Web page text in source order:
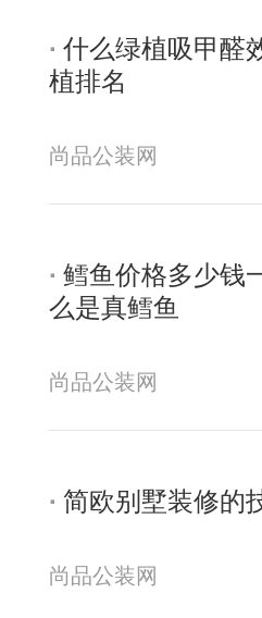
什么绿植吸甲醛
植排名
尚品公装网
鳕鱼价格多少钱
么是真鳕鱼
尚品公装网
简欧别墅装修的
尚品公装网